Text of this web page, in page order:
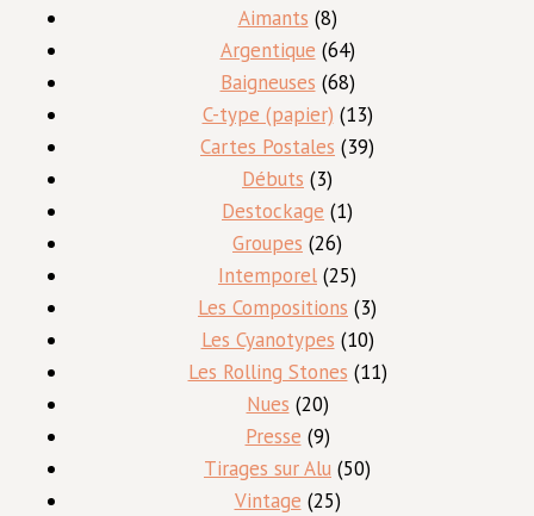
produits
Aimants 88
produits
Argentique 6464
produits
Baigneuses 6868
produits
C-type (papier) 1313
produits
Cartes Postales 3939
Débuts 33
produits
Destockage 11
Groupes 2626
produits
Intemporel 2525
produits
Les Compositions 33
produits
Les Cyanotypes 1010
produits
Les Rolling Stones 1111
Nues 2020
produits
Presse 99
produits
Tirages sur Alu 5050
Vintage 2525